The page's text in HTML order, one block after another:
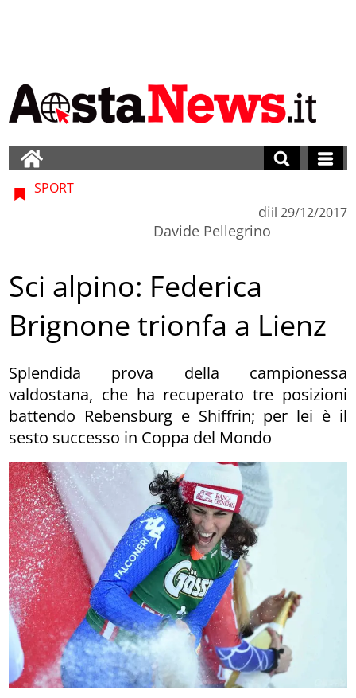
SPORT
di
Davide Pellegrino
il 29/12/2017
Sci alpino: Federica
Brignone trionfa a Lienz
Splendida prova della campionessa
valdostana, che ha recuperato tre posizioni
battendo Rebensburg e Shiffrin; per lei è il
sesto successo in Coppa del Mondo